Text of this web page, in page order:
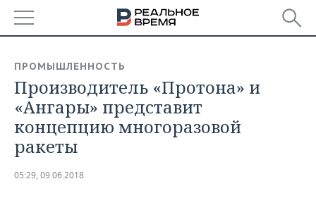
БАШКОРТОСТАН
ТАТАРСТАН
УДМУРТИЯ
НОВОСТИ
АНАЛИТИКА
НОВОСТИ АНАЛИТИКИ
ДЕКЛАРАЦИИ О ДОХОДАХ
ЭКОНОМИКА
НОВОСТИ ЭКОНОМИКИ
ПРОМЫШЛЕННОСТЬ
ПРОМЫШЛЕННОСТЬ
Производитель «Протона» и
«Ангары» представит
концепцию многоразовой
ракеты
05:29, 09.06.2018